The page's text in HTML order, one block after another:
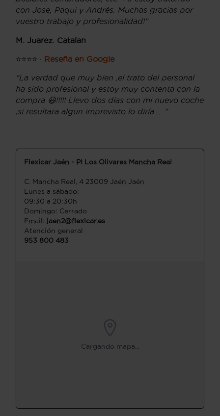
con Jose, Paqui y Andrés. Muchas gracias por
vuestro trabajo y profesionalidad!”
M. Juarez. Catalan
⭐⭐⭐⭐ · Reseña en Google
“La verdad que muy bien ,el trato del personal
ha sido profesional y estoy muy contenta con la
compra 😃!!!!! Llevo dos días con mi nuevo coche
,si resultara algun imprevisto lo diría .…”
Flexicar Jaén - PI Los Olivares Mancha Real
C. Mancha Real, 4 23009 Jaén Jaén
Lunes a sábado:
09:30 a 20:30h
Domingo: Cerrado
Email: jaen2@flexicar.es
Atención general
953 800 483
Cargando mapa...